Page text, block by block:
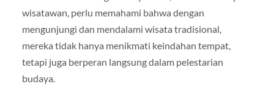
wisatawan, perlu memahami bahwa dengan
mengunjungi dan mendalami wisata tradisional,
mereka tidak hanya menikmati keindahan tempat,
tetapi juga berperan langsung dalam pelestarian
budaya.